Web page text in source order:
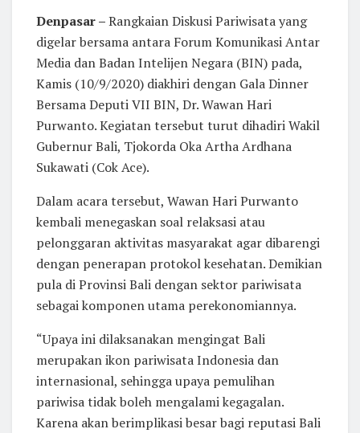
Denpasar –Rangkaian Diskusi Pariwisata yang
digelar bersama antara Forum Komunikasi Antar
Media dan Badan Intelijen Negara (BIN) pada,
Kamis (10/9/2020) diakhiri dengan Gala Dinner
Bersama Deputi VII BIN, Dr. Wawan Hari
Purwanto. Kegiatan tersebut turut dihadiri Wakil
Gubernur Bali, Tjokorda Oka Artha Ardhana
Sukawati (Cok Ace).
Dalam acara tersebut, Wawan Hari Purwanto
kembali menegaskan soal relaksasi atau
pelonggaran aktivitas masyarakat agar dibarengi
dengan penerapan protokol kesehatan. Demikian
pula di Provinsi Bali dengan sektor pariwisata
sebagai komponen utama perekonomiannya.
“Upaya ini dilaksanakan mengingat Bali
merupakan ikon pariwisata Indonesia dan
internasional, sehingga upaya pemulihan
pariwisa tidak boleh mengalami kegagalan.
Karena akan berimplikasi besar bagi reputasi Bali